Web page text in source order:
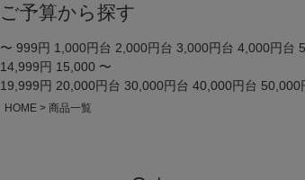
ご予算から探す
〜 999円 1,000円台 2,000円台 3,000円台 4,000円台
14,999円 15,000 〜
19,999円 20,000円台 30,000円台 40,000円台 50,000
HOME 商品一覧